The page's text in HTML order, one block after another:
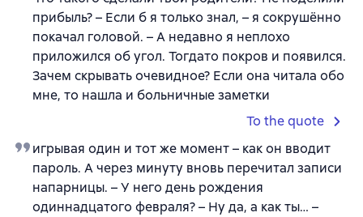
прибыль? – Если б я только знал, – я сокрушённо
покачал головой. – А недавно я неплохо
приложился об угол. Тогдато покров и появился.
Зачем скрывать очевидное? Если она читала обо
мне, то нашла и больничные заметки
To the quote
игрывая один и тот же момент – как он вводит
пароль. А через минуту вновь перечитал записи
напарницы. – У него день рождения
одиннадцатого февраля? – Ну да, а как ты… –